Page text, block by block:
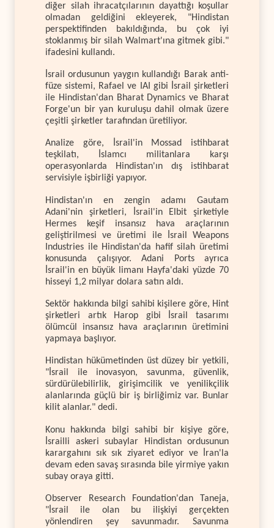
diğer silah ihracatçılarının dayattığı koşullar
olmadan geldiğini ekleyerek, "Hindistan
perspektifinden bakıldığında, bu çok iyi
stoklanmış bir silah Walmart'ına gitmek gibi."
ifadesini kullandı.
İsrail ordusunun yaygın kullandığı Barak anti-
füze sistemi, Rafael ve IAI gibi İsrail şirketleri
ile Hindistan'dan Bharat Dynamics ve Bharat
Forge'un bir yan kuruluşu dahil olmak üzere
çeşitli şirketler tarafından üretiliyor.
Analize göre, İsrail'in Mossad istihbarat
teşkilatı, İslamcı militanlara karşı
operasyonlarda Hindistan'ın dış istihbarat
servisiyle işbirliği yapıyor.
Hindistan'ın en zengin adamı Gautam
Adani'nin şirketleri, İsrail'in Elbit şirketiyle
Hermes keşif insansız hava araçlarının
geliştirilmesi ve üretimi ile İsrail Weapons
Industries ile Hindistan'da hafif silah üretimi
konusunda çalışıyor. Adani Ports ayrıca
İsrail'in en büyük limanı Hayfa'daki yüzde 70
hisseyi 1,2 milyar dolara satın aldı.
Sektör hakkında bilgi sahibi kişilere göre, Hint
şirketleri artık Harop gibi İsrail tasarımı
ölümcül insansız hava araçlarının üretimini
yapmaya başlıyor.
Hindistan hükümetinden üst düzey bir yetkili,
"İsrail ile inovasyon, savunma, güvenlik,
sürdürülebilirlik, girişimcilik ve yenilikçilik
alanlarında güçlü bir iş birliğimiz var. Bunlar
kilit alanlar." dedi.
Konu hakkında bilgi sahibi bir kişiye göre,
İsrailli askeri subaylar Hindistan ordusunun
karargahını sık sık ziyaret ediyor ve İran'la
devam eden savaş sırasında bile yirmiye yakın
subay oraya gitti.
Observer Research Foundation'dan Taneja,
"İsrail ile olan bu ilişkiyi gerçekten
yönlendiren şey savunmadır. Savunma